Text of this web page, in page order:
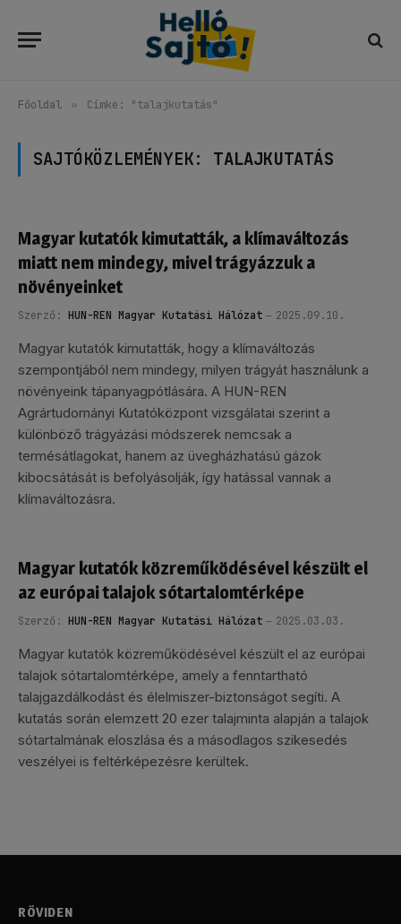
Főoldal » Címke: "talajkutatás"
SAJTÓKÖZLEMÉNYEK: TALAJKUTATÁS
Magyar kutatók kimutatták, a klímaváltozás
miatt nem mindegy, mivel trágyázzuk a
növényeinket
Szerző: HUN-REN Magyar Kutatási Hálózat 2025.09.10.
Magyar kutatók kimutatták, hogy a klímaváltozás
szempontjából nem mindegy, milyen trágyát használunk a
növényeink tápanyagpótlására. A HUN-REN
Agrártudományi Kutatóközpont vizsgálatai szerint a
különböző trágyázási módszerek nemcsak a
termésátlagokat, hanem az üvegházhatású gázok
kibocsátását is befolyásolják, így hatással vannak a
klímaváltozásra.
Magyar kutatók közreműködésével készült el
az európai talajok sótartalomtérképe
Szerző: HUN-REN Magyar Kutatási Hálózat 2025.03.03.
Magyar kutatók közreműködésével készült el az európai
talajok sótartalomtérképe, amely a fenntartható
talajgazdálkodást és élelmiszer-biztonságot segíti. A
kutatás során elemzett 20 ezer talajminta alapján a talajok
sótartalmának eloszlása és a másodlagos szikesedés
veszélyei is feltérképezésre kerültek.
RÖVIDEN